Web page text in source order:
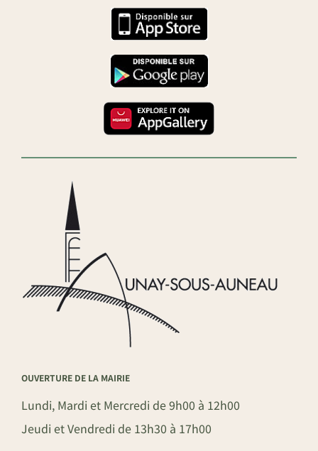
OUVERTURE DE LA MAIRIE
Lundi, Mardi et Mercredi de 9h00 à 12h00
Jeudi et Vendredi de 13h30 à 17h00